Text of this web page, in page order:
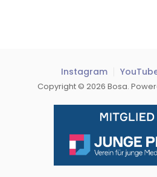
Instagram
Copyright © 2026 Bosa.